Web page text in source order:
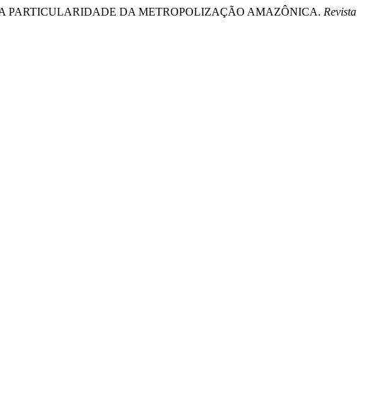
PARTICULARIDADE DA METROPOLIZAÇÃO AMAZÔNICA. Revista